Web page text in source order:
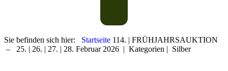
Sie befinden sich hier: Startseite 114. | FRÜHJAHRSAUKTION
– 25. | 26. | 27. | 28. Februar 2026 | Kategorien | Silber